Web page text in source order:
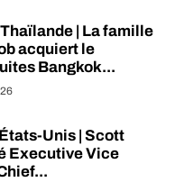
| La famille
acquiert le
Bangkok...
Unis | Scott
Executive Vice